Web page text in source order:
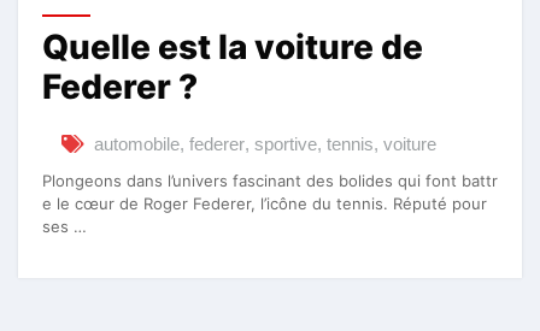
Quelle est la voiture de
Federer ?
automobile, federer, sportive, tennis, voiture
Plongeons dans l’univers fascinant des bolides qui font battr
e le cœur de Roger Federer, l’icône du tennis. Réputé pour
ses …